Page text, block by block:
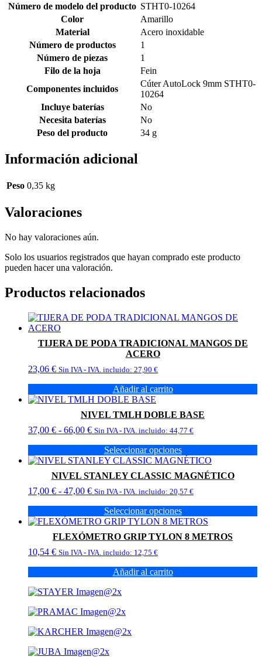
Número de modelo del producto ‎STHT0-10264
Color
‎Amarillo
Material
‎Acero inoxidable
Número de productos
‎1
Número de piezas
‎1
Filo de la hoja
‎Fein
Componentes incluidos
‎Cúter AutoLock 9mm STHT0-
10264
Incluye baterías
‎No
Necesita baterías
‎No
Peso del producto
‎34 g
Información adicional
Peso 0,35 kg
Valoraciones
No hay valoraciones aún.
Solo los usuarios registrados que hayan comprado este producto
pueden hacer una valoración.
Productos relacionados
TIJERA DE PODA TRADICIONAL MANGOS DE
ACERO
23,06 € Sin IVA - IVA. incluido: 27,90 €
Añadir al carrito
NIVEL TMLH DOBLE BASE
37,00 € - 66,00 €Rango
precios:
desde
37,00 €
hasta
66,00 €
Sin IVA - IVA. incluido: 44,77 €
Seleccionar opciones
Este
producto
múltiples
opciones
pueden
elegir
en
la
página
de
producto
NIVEL STANLEY CLASSIC MAGNÉTICO
17,00 € - 47,00 €Rango
precios:
desde
17,00 €
hasta
47,00 €
Sin IVA - IVA. incluido: 20,57 €
Seleccionar opciones
Este
producto
múltiples
se
pueden
elegir
en
la
página
FLEXÓMETRO GRIP TYLON 8 METROS
10,54 € Sin IVA - IVA. incluido: 12,75 €
Añadir al carrito